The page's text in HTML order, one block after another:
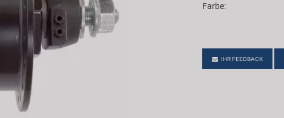
Farbe:
IHR FEEDBACK